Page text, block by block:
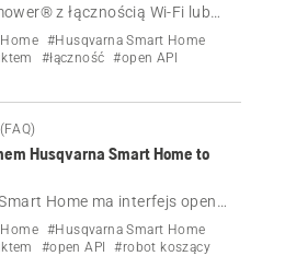
z łącznością Wi-Fi lub
za pośrednictwem
#Husqvarna Smart Home
#łączność
#open API
Husqvarna Smart Home to
Home ma interfejs open
#Husqvarna Smart Home
#open API #robot koszący